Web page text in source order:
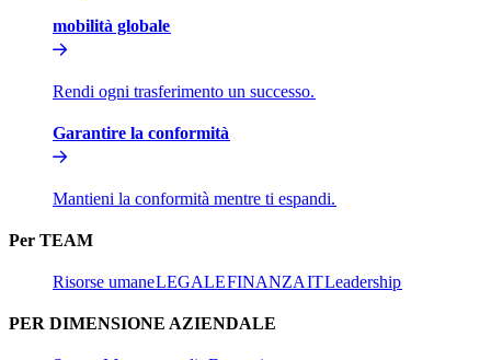
mobilità globale​​
Rendi ogni trasferimento un successo.​​
Garantire la conformità​​
Mantieni la conformità mentre ti espandi.​​
Per TEAM​​
Risorse umane​​LEGALE​​FINANZA​​IT​​Leadership​​
PER DIMENSIONE AZIENDALE​​